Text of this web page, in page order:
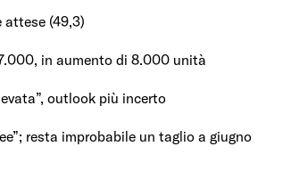
(49,3)
in aumento di 8.000 unità
outlook più incerto
resta improbabile un taglio a giugno